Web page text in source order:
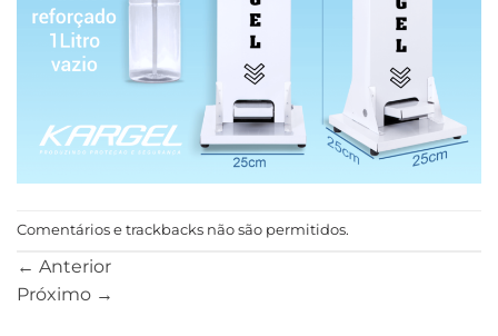
Comentários e trackbacks não são permitidos.
← Anterior
Próximo →